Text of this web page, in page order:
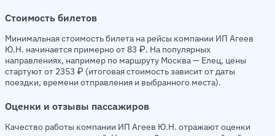
Стоимость билетов
Минимальная стоимость билета на рейсы компании ИП Агеев
Ю.Н. начинается примерно от 83 ₽. На популярных
направлениях, например по маршруту Москва — Елец, цены
стартуют от 2353 ₽ (итоговая стоимость зависит от даты
поездки, времени отправления и выбранного места).
Оценки и отзывы пассажиров
Качество работы компании ИП Агеев Ю.Н. отражают оценки